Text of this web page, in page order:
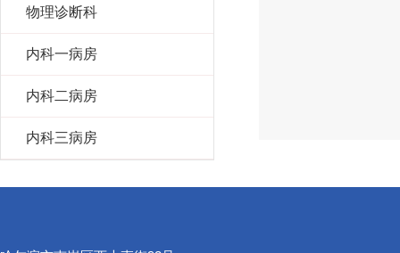
物理诊断科
内科一病房
内科二病房
内科三病房